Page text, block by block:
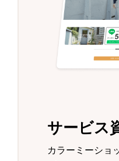
サービス
カラーミーショ